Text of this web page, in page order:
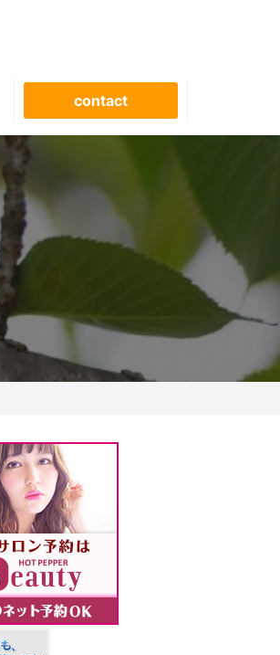
contact